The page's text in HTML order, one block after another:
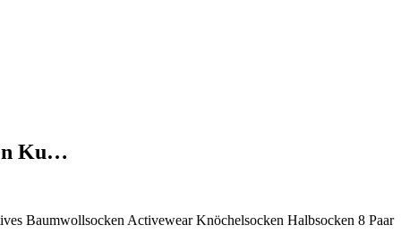
Ku…
Baumwollsocken Activewear Knöchelsocken Halbsocken 8 Paar